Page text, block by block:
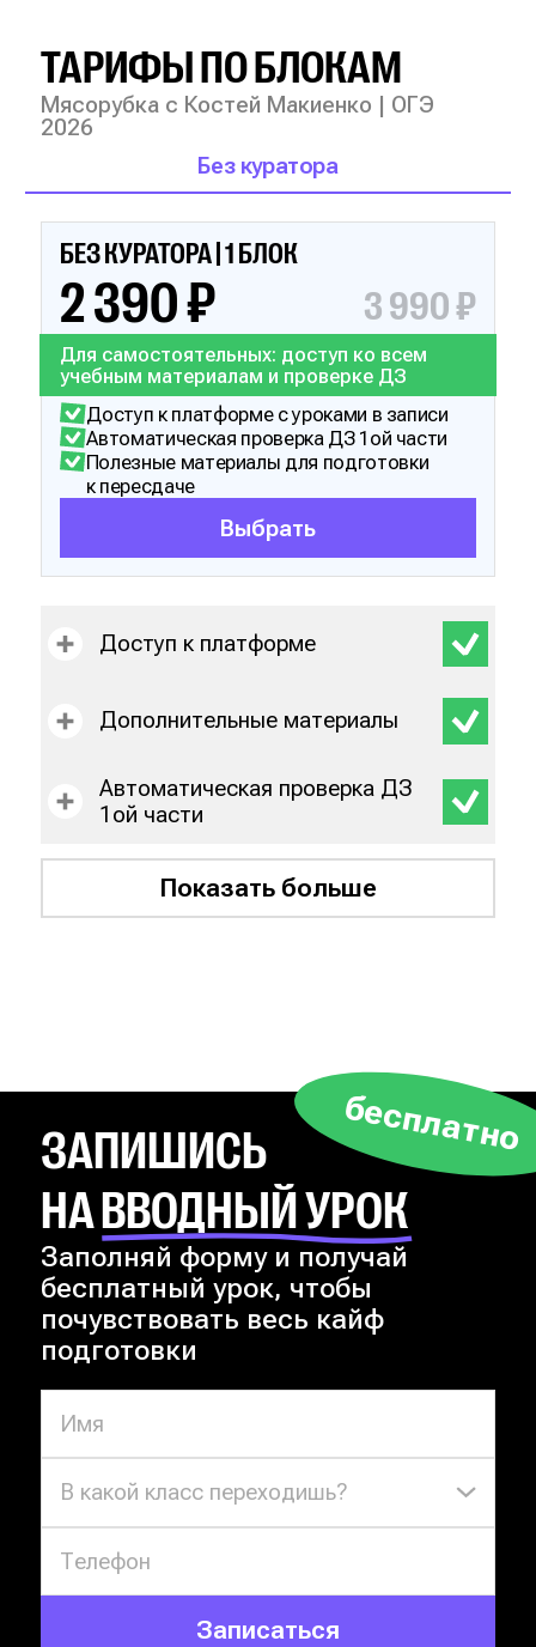
ТАРИФЫ ПО БЛОКАМ
Мясорубка с Костей Макиенко | ОГЭ
2026
Без куратора
БЕЗ КУРАТОРА | 1 БЛОК
2 390 ₽ 3 990 ₽
Для самостоятельных: доступ ко всем
учебным материалам и проверке ДЗ
Доступ к платформе с уроками в записи
Автоматическая проверка ДЗ 1ой части
Полезные материалы для подготовки
к пересдаче
Выбрать
Доступ к платформе
Дополнительные материалы
Автоматическая проверка ДЗ
1ой части
Показать больше
ЗАПИШИСЬ
НА ВВОДНЫЙ УРОК
бесплатно
В какой класс переходишь?
Записаться
Заполняй форму и получай
бесплатный урок, чтобы
почувствовать весь кайф
подготовки